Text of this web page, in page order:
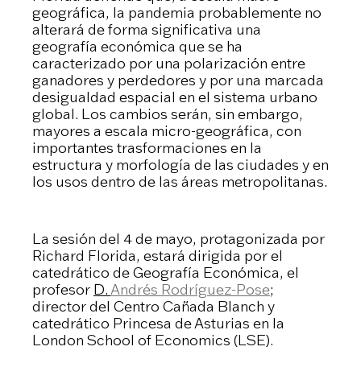
geográfica, la pandemia probablemente no
alterará de forma significativa una
geografía económica que se ha
caracterizado por una polarización entre
ganadores y perdedores y por una marcada
desigualdad espacial en el sistema urbano
global. Los cambios serán, sin embargo,
mayores a escala micro-geográfica, con
importantes trasformaciones en la
estructura y morfología de las ciudades y en
los usos dentro de las áreas metropolitanas.
La sesión del 4 de mayo, protagonizada por
Richard Florida, estará dirigida por el
catedrático de Geografía Económica, el
profesor D.Andrés Rodríguez-Pose;
director del Centro Cañada Blanch y
catedrático Princesa de Asturias en la
London School of Economics (LSE).